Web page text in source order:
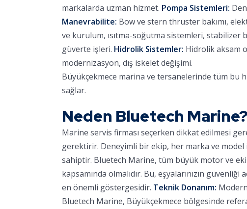
markalarda uzman hizmet. Pompa Sistemleri:
Manevrabilite: Bow ve stern thruster bakımı,
ve kurulum, ısıtma-soğutma sistemleri, stabilizer
güverte işleri. Hidrolik Sistemler: Hidrolik aksam
modernizasyon, dış iskelet değişimi.
Büyükçekmece marina ve tersanelerinde tüm bu
sağlar.
Neden Bluetech Marine?
Marine servis firması seçerken dikkat edilmesi
gerektirir. Deneyimli bir ekip, her marka ve
sahiptir. Bluetech Marine, tüm büyük motor ve
kapsamında olmalıdır. Bu, eşyalarınızın güvenliği
en önemli göstergesidir. Teknik Donanım:
Bluetech Marine, Büyükçekmece bölgesinde